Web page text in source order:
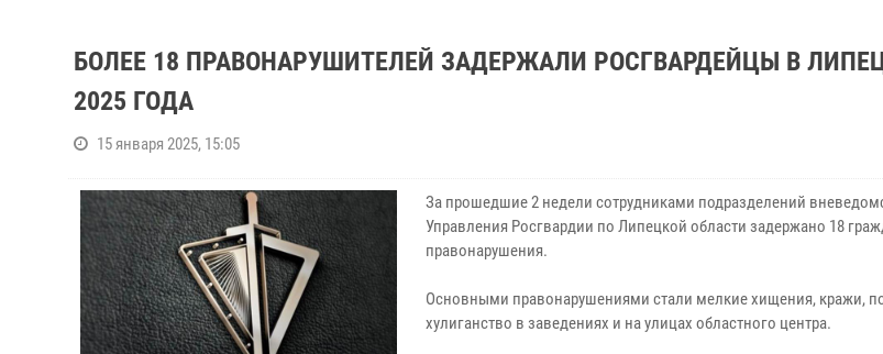
БОЛЕЕ 18 ПРАВОНАРУШИТЕЛЕЙ ЗАДЕРЖАЛИ РОСГВАРДЕЙЦЫ В
2025 ГОДА
15 января 2025, 15:05
За прошедшие 2 недели сотрудниками подразделений
Управления Росгвардии по Липецкой области задержано 18
правонарушения.
Основными правонарушениями стали мелкие хищения, кражи,
хулиганство в заведениях и на улицах областного центра.